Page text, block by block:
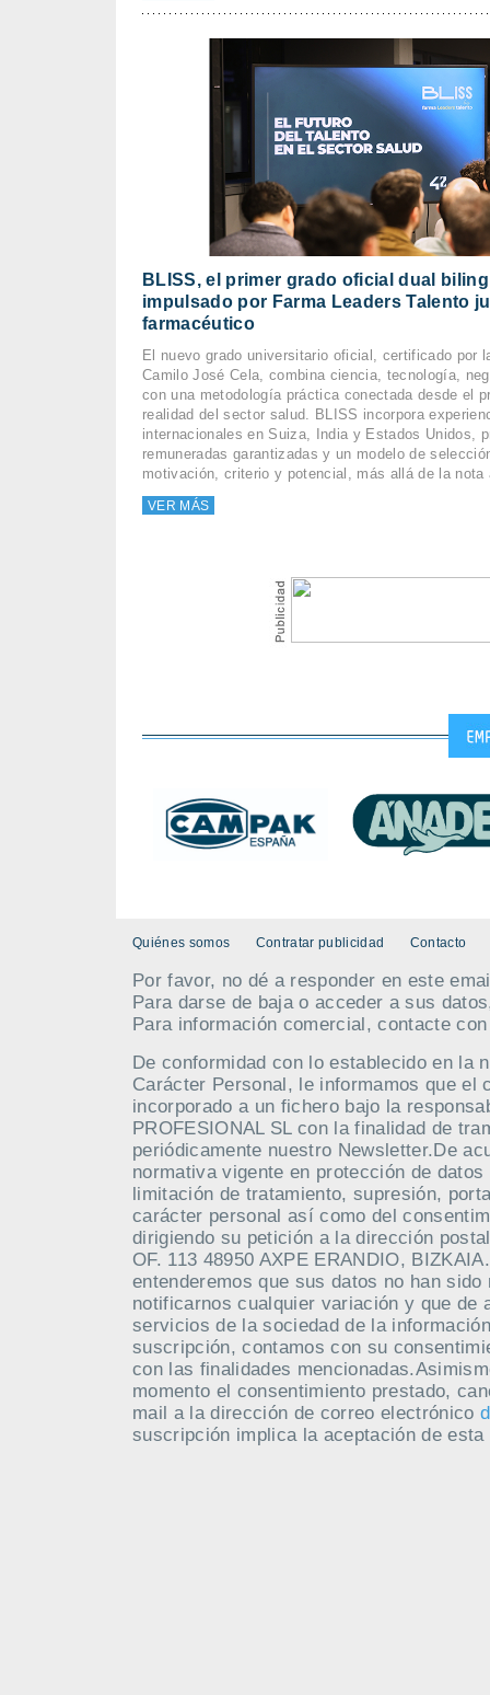
BLISS, el primer grado oficial dual
impulsado por Farma Leaders Talento
farmacéutico
El nuevo grado universitario oficial, certificado por
Camilo José Cela, combina ciencia, tecnología,
con una metodología práctica conectada desde el
realidad del sector salud. BLISS incorpora
internacionales en Suiza, India y Estados Unidos,
remuneradas garantizadas y un modelo de
motivación, criterio y potencial, más allá de la nota
VER MÁS
Quiénes somos Contratar publicidad Contacto
Por favor, no dé a responder en este
Para darse de baja o acceder a sus
Para información comercial, contacte
De conformidad con lo establecido en la
Carácter Personal, le informamos que el
incorporado a un fichero bajo la
PROFESIONAL SL con la finalidad de
periódicamente nuestro Newsletter.De
normativa vigente en protección de
limitación de tratamiento, supresión,
carácter personal así como del
dirigiendo su petición a la dirección
OF. 113 48950 AXPE ERANDIO,
entenderemos que sus datos no han
notificarnos cualquier variación y que de
servicios de la sociedad de la
suscripción, contamos con su
con las finalidades
momento el consentimiento prestado,
mail a la dirección de correo electrónico
suscripción implica la aceptación de esta